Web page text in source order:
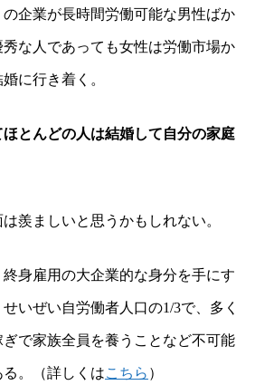
企業が長時間労働可能な男性ばか
な人であっても女性は労働市場か
に行き着く。
とんどの人は結婚して自分の家庭
羨ましいと思うかもしれない。
身雇用の大企業的な身分を手にす
いぜい自労働者人口の1/3で、多く
で家族全員を養うことなど不可能
。（詳しくはこちら ）